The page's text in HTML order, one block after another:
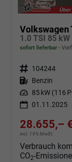
Volkswagen
sofort lieferbar
Fahrzeugnr. 104244
Kraftstoff Benzin
Leistung 85 kW (116
01.11.2025
28.655,–
incl. 19% MwSt.
Verbrauch
CO2-